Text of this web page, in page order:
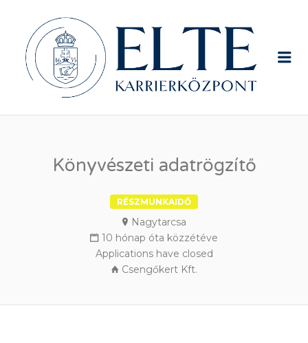
Könyvészeti adatrögzítő
RÉSZMUNKAIDŐ
Nagytarcsa
10 hónap óta közzétéve
Applications have closed
Csengőkert Kft.